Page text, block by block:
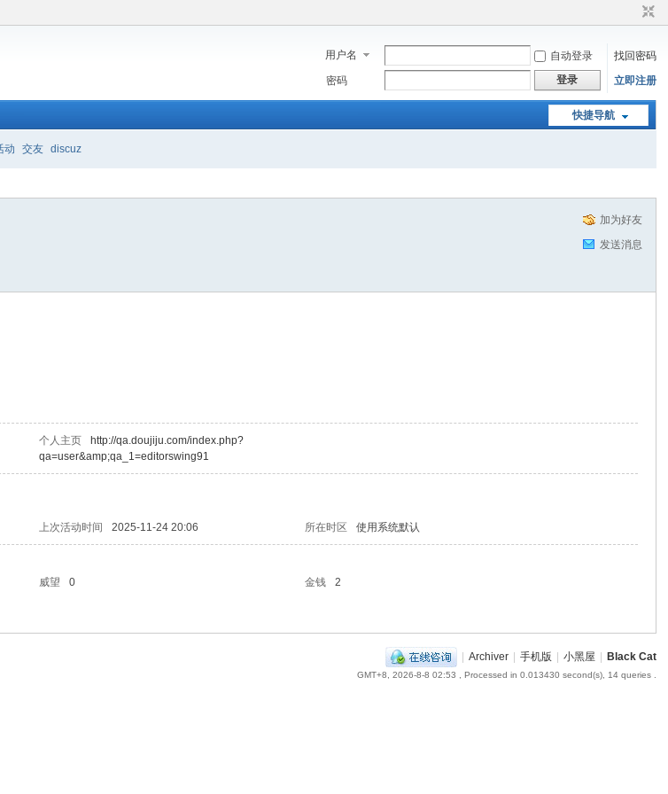
用户名 自动登录
找回密码
密码
登录 立即注册
快捷导航
动 交友 discuz
加为好友
发送消息
个人主页
http://qa.doujiju.com/index.php?
qa=user&amp;qa_1=editorswing91
上次活动时间 2025-11-24 20:06 所在时区 使用系统默认
威望 0 金钱
2
| Archiver | 手机版 | 小黑屋 | Black Cat
GMT+8, 2026-8-8 02:53 , Processed in 0.013430 second(s), 14 queries .